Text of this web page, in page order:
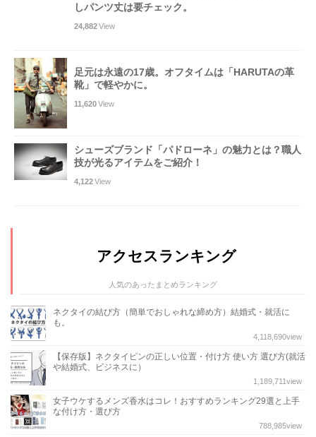
しパンツ丈は要チェック。
24,882View
足元は永遠の17歳。オフタイムは「HARUTAの革
靴」で軽やかに。
11,620View
シューズブランド「パドローネ」の魅力とは？職人
技が光るアイテムをご紹介！
4,122View
アクセスランキング
人気のあったまとめランキング
ネクタイの結び方（簡単でおしゃれな締め方）結婚式・就活に
も。
4,118,690view
【保存版】ネクタイピンの正しい位置・付け方 使い方 選び方(就活
や結婚式、ビジネスに）
1,189,711view
女子ウケするメンズ香水はコレ！おすすめランキング29選と上手
な付け方・選び方
788,985view